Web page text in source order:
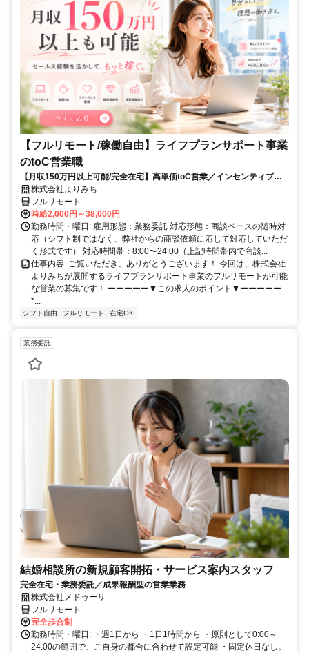
【フルリモート/稼働自由】ライフプランサポート事業
のtoC営業職
【月収150万円以上可能/完全在宅】高単価toC営業／インセンティブ充
実 株式会社よりみち
フルリモート
時給2,000円～38,000円
勤務時間・曜日: 雇用形態：業務委託 対応形態：商談ベースの随時対
応（シフト制ではなく、弊社からの商談依頼に応じて対応していただ
く形式です） 対応時間帯：8:00〜24:00（上記時間帯内で商談...
仕事内容: ご覧いただき、ありがとうございます！ 今回は、株式会社
よりみちが展開するライフプランサポート事業のフルリモートが可能
な営業の募集です！ ーーーーー▼この求人のポイント▼ーーーーー
*...
シフト自由 フルリモート 在宅OK
業務委託
結婚相談所の新規顧客開拓・サービス案内スタッフ
完全在宅・業務委託／成果報酬型の営業業務
株式会社メドゥーサ
フルリモート
完全歩合制
勤務時間・曜日: ・週1日から ・1日1時間から ・原則として0:00～
24:00の範囲で、ご自身の都合に合わせて設定可能 ・固定休日なし。